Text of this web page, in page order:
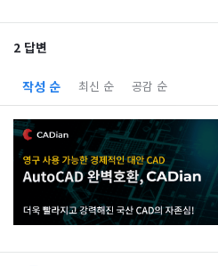
2 답변
작성 순 최신 순 공감 순